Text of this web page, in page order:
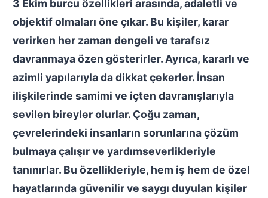
3 Ekim burcu özellikleri arasında, adaletli ve
objektif olmaları öne çıkar. Bu kişiler, karar
verirken her zaman dengeli ve tarafsız
davranmaya özen gösterirler. Ayrıca, kararlı ve
azimli yapılarıyla da dikkat çekerler. İnsan
ilişkilerinde samimi ve içten davranışlarıyla
sevilen bireyler olurlar. Çoğu zaman,
çevrelerindeki insanların sorunlarına çözüm
bulmaya çalışır ve yardımseverlikleriyle
tanınırlar. Bu özellikleriyle, hem iş hem de özel
hayatlarında güvenilir ve saygı duyulan kişiler